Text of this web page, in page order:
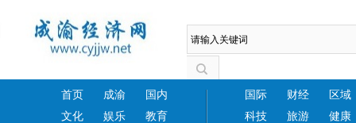
首页 成渝
国内
文化
娱乐 教育
国际 财经
区域
科技
旅游 健康